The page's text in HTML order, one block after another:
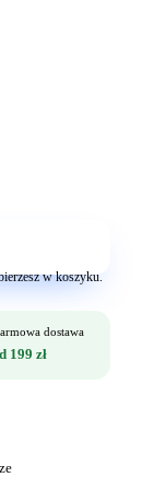
w koszyku.
dostawa
199 zł